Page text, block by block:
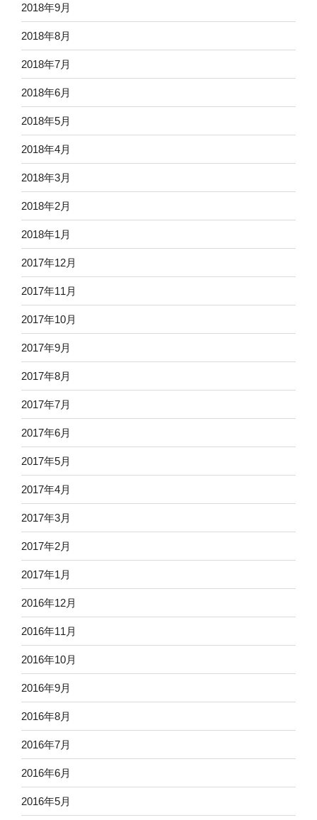
2018年9月
2018年8月
2018年7月
2018年6月
2018年5月
2018年4月
2018年3月
2018年2月
2018年1月
2017年12月
2017年11月
2017年10月
2017年9月
2017年8月
2017年7月
2017年6月
2017年5月
2017年4月
2017年3月
2017年2月
2017年1月
2016年12月
2016年11月
2016年10月
2016年9月
2016年8月
2016年7月
2016年6月
2016年5月